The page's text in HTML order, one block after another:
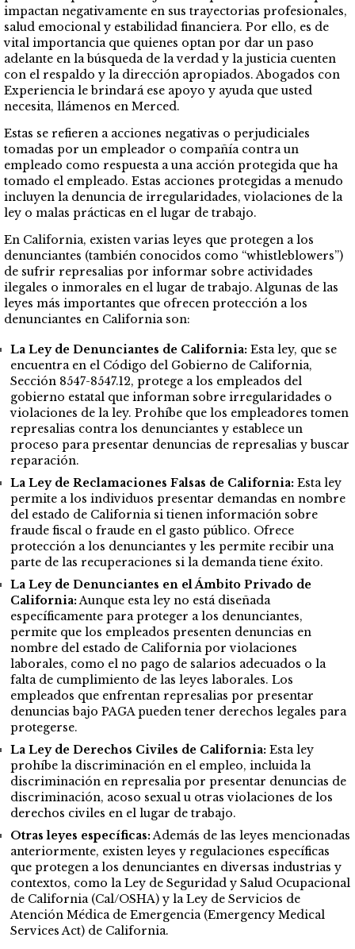
impactan negativamente en sus trayectorias profesionales,
salud emocional y estabilidad financiera. Por ello, es de
vital importancia que quienes optan por dar un paso
adelante en la búsqueda de la verdad y la justicia cuenten
con el respaldo y la dirección apropiados. Abogados con
Experiencia le brindará ese apoyo y ayuda que usted
necesita, llámenos en Merced.
Estas se refieren a acciones negativas o perjudiciales
tomadas por un empleador o compañía contra un
empleado como respuesta a una acción protegida que ha
tomado el empleado. Estas acciones protegidas a menudo
incluyen la denuncia de irregularidades, violaciones de la
ley o malas prácticas en el lugar de trabajo.
En California, existen varias leyes que protegen a los
denunciantes (también conocidos como “whistleblowers”)
de sufrir represalias por informar sobre actividades
ilegales o inmorales en el lugar de trabajo. Algunas de las
leyes más importantes que ofrecen protección a los
denunciantes en California son:
La Ley de Denunciantes de California: Esta ley, que se
encuentra en el Código del Gobierno de California,
Sección 8547-8547.12, protege a los empleados del
gobierno estatal que informan sobre irregularidades o
violaciones de la ley. Prohíbe que los empleadores tomen
represalias contra los denunciantes y establece un
proceso para presentar denuncias de represalias y buscar
reparación.
La Ley de Reclamaciones Falsas de California: Esta ley
permite a los individuos presentar demandas en nombre
del estado de California si tienen información sobre
fraude fiscal o fraude en el gasto público. Ofrece
protección a los denunciantes y les permite recibir una
parte de las recuperaciones si la demanda tiene éxito.
La Ley de Denunciantes en el Ámbito Privado de
California:Aunque esta ley no está diseñada
específicamente para proteger a los denunciantes,
permite que los empleados presenten denuncias en
nombre del estado de California por violaciones
laborales, como el no pago de salarios adecuados o la
falta de cumplimiento de las leyes laborales. Los
empleados que enfrentan represalias por presentar
denuncias bajo PAGA pueden tener derechos legales para
protegerse.
La Ley de Derechos Civiles de California: Esta ley
prohíbe la discriminación en el empleo, incluida la
discriminación en represalia por presentar denuncias de
discriminación, acoso sexual u otras violaciones de los
derechos civiles en el lugar de trabajo.
Otras leyes específicas:Además de las leyes mencionadas
anteriormente, existen leyes y regulaciones específicas
que protegen a los denunciantes en diversas industrias y
contextos, como la Ley de Seguridad y Salud Ocupacional
de California (Cal/OSHA) y la Ley de Servicios de
Atención Médica de Emergencia (Emergency Medical
Services Act) de California.